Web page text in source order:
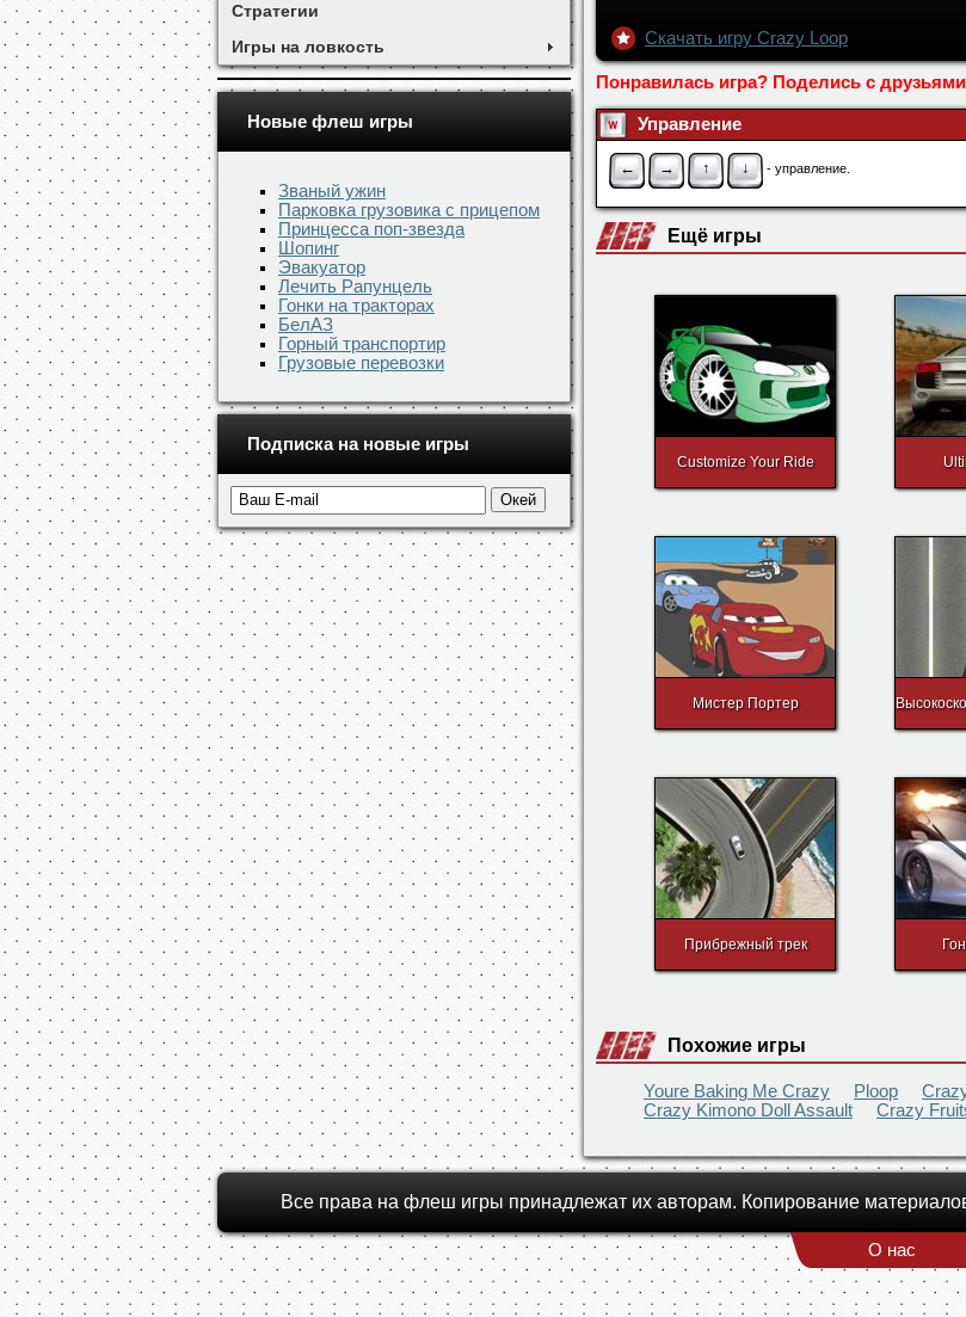
Стратегии
Игры на ловкость
Новые флеш игры
Званый ужин
Парковка грузовика с прицепом
Принцесса поп-звезда
Шопинг
Эвакуатор
Лечить Рапунцель
Гонки на тракторах
БелАЗ
Горный транспортир
Грузовые перевозки
Подписка на новые игры
Скачать игру Crazy Loop
Понравилась игра? Поделись с
Управление
← → ↑ ↓ - управление.
Ещё игры
Customize Your Ride
Мистер Портер
Прибрежный трек
Похожие игры
Youre Baking Me Crazy Ploop
Crazy Kimono Doll Assault
Crazy
Все права на флеш игры принадлежат их авторам. Копирование
О нас